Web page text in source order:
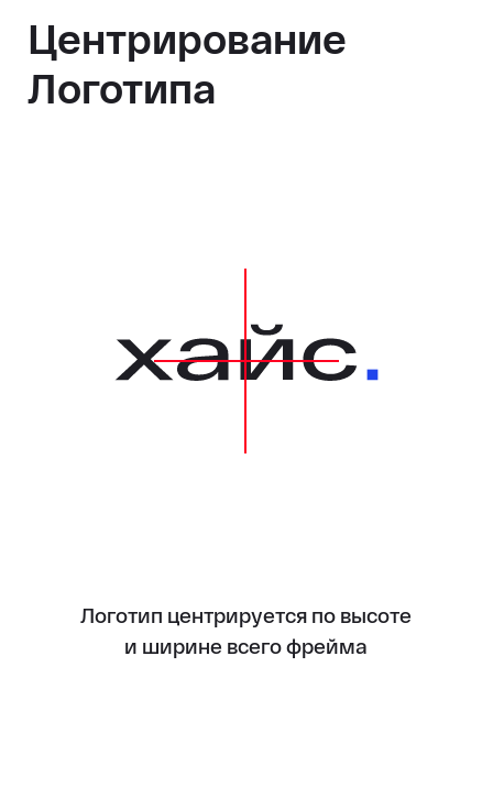
Центрирование
Логотипа
Логотип центрируется по высоте
и ширине всего фрейма